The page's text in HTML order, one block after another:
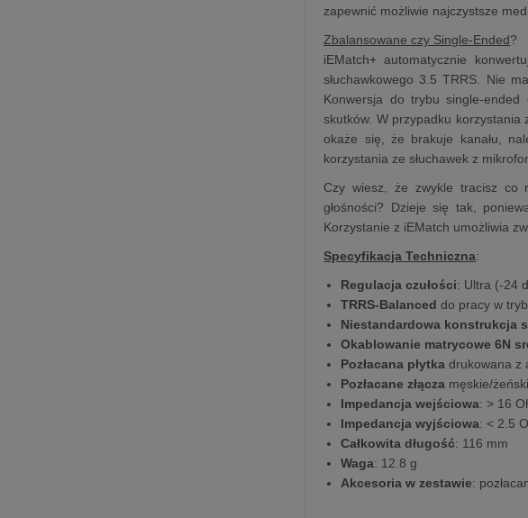
zapewnić możliwie najczystsze
Zbalansowane czy Single-Ended?
iEMatch+ automatycznie
słuchawkowego 3.5 TRRS. Nie
Konwersja do trybu single-ended
skutków. W przypadku korzystania
okaże się, że brakuje kanału,
korzystania ze słuchawek z
Czy wiesz, że zwykle tracisz co
głośności? Dzieje się tak,
Korzystanie z iEMatch umożliwia
Specyfikacja Techniczna:
Regulacja czułości: Ultra (-24
TRRS-Balanced do pracy w
Niestandardowa konstrukcja
Okablowanie matrycowe 6N
Pozłacana płytka drukowana z
Pozłacane złącza męskie/
Impedancja wejściowa: > 16
Impedancja wyjściowa: < 2.5
Całkowita długość: 116 mm
Waga: 12.8 g
Akcesoria w zestawie: